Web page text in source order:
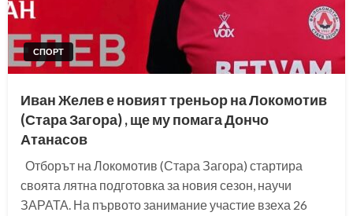
СПОРТ
Иван Желев е новият треньор на Локомотив
(Стара Загора) , ще му помага Дончо
Атанасов
Отборът на Локомотив (Стара Загора) стартира
своята лятна подготовка за новия сезон, научи
ЗАРАТА. На първото занимание участие взеха 26